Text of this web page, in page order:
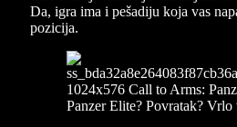
Da, igra ima i pešadiju koja vas
pozicija.